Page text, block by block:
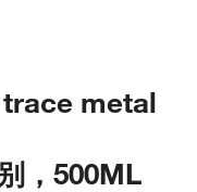
metal
，500ML